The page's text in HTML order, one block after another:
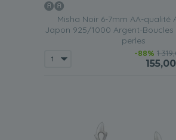
Misha Noir 6-7mm AA-qualité
Japon 925/1000 Argent-Boucles
perles
-88% 1
155,00